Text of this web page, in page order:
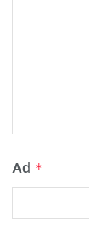
Ad *